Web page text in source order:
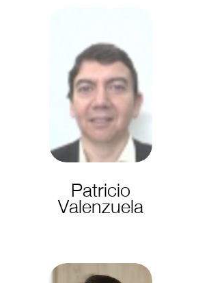
Patricio
Valenzuela